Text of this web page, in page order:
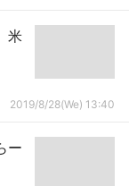
米
2019/8/28(We) 13:40
ー